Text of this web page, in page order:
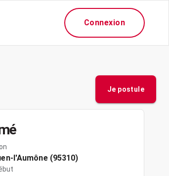
Connexion
Je postule
l'Aumône (95310)